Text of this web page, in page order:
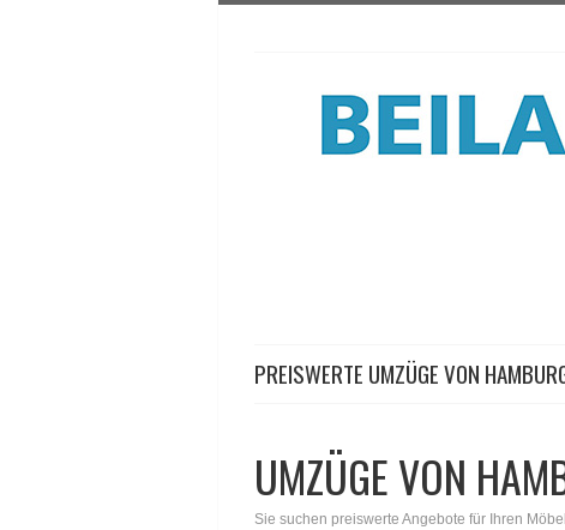
PREISWERTE UMZÜGE VON
UMZÜGE VON
Sie suchen preiswerte Angebote für Ihren